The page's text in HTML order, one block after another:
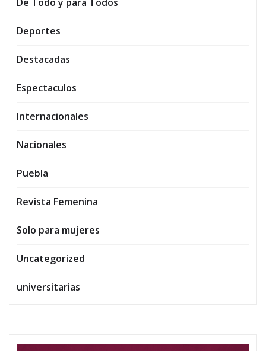
Deportes
Destacadas
Espectaculos
Internacionales
Nacionales
Puebla
Revista Femenina
Solo para mujeres
Uncategorized
universitarias